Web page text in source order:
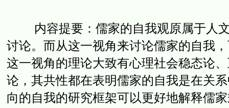
内容提要：儒家的自我观原属于人文
讨论。而从这一视角来讨论儒家的自我
这一视角的理论大致有心理社会稳态论
论，其共性都在表明儒家的自我是在关
向的自我的研究框架可以更好地解释儒